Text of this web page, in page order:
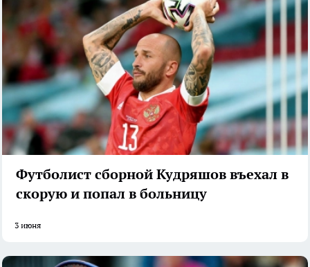
Футболист сборной Кудряшов въехал в
скорую и попал в больницу
3 июня